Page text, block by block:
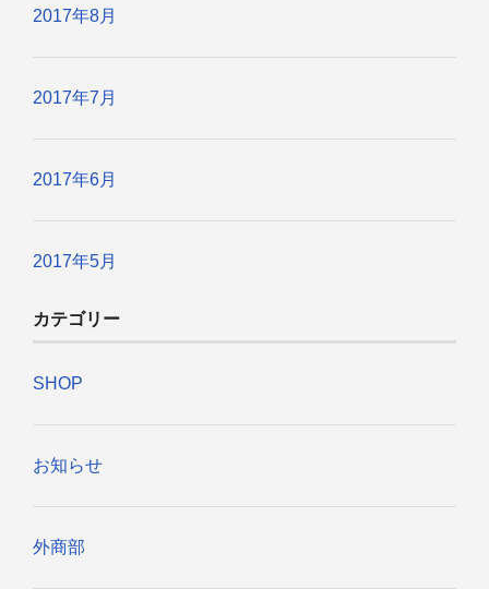
2017年8月
2017年7月
2017年6月
2017年5月
カテゴリー
SHOP
お知らせ
外商部